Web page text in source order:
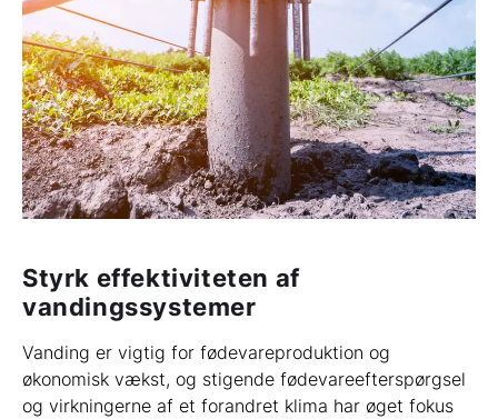
Styrk effektiviteten af
vandingssystemer
Vanding er vigtig for fødevareproduktion og
økonomisk vækst, og stigende fødevareefterspørgsel
og virkningerne af et forandret klima har øget fokus